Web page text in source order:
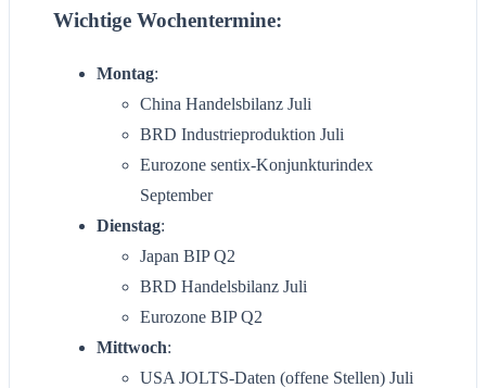
Wichtige Wochentermine:
Montag:
China Handelsbilanz Juli
BRD Industrieproduktion Juli
Eurozone sentix-Konjunkturindex
September
Dienstag:
Japan BIP Q2
BRD Handelsbilanz Juli
Eurozone BIP Q2
Mittwoch:
USA JOLTS-Daten (offene Stellen) Juli